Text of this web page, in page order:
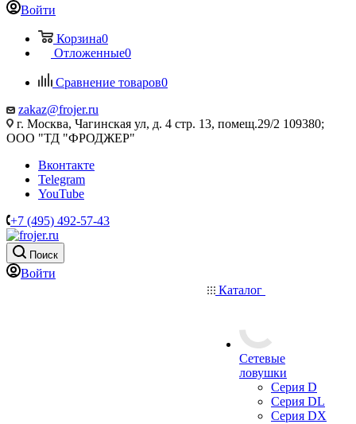
Войти
Корзина0
Отложенные0
Сравнение товаров0
zakaz@frojer.ru
г. Москва, Чагинская ул, д. 4 стр. 13, помещ.29/2 109380;
ООО "ТД "ФРОДЖЕР"
Вконтакте
Telegram
YouTube
+7 (495) 492-57-43
Поиск
Войти
Каталог
Сетевые
ловушки
Серия D
Серия DL
Серия DX